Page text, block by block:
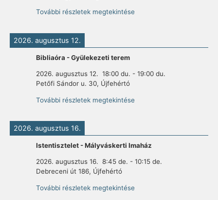
További részletek megtekintése
2026. augusztus 12.
Bibliaóra - Gyülekezeti terem
2026. augusztus 12. 18:00 du. - 19:00 du.
Petőfi Sándor u. 30, Újfehértó
További részletek megtekintése
2026. augusztus 16.
Istentisztelet - Mályváskerti Imaház
2026. augusztus 16. 8:45 de. - 10:15 de.
Debreceni út 186, Újfehértó
További részletek megtekintése